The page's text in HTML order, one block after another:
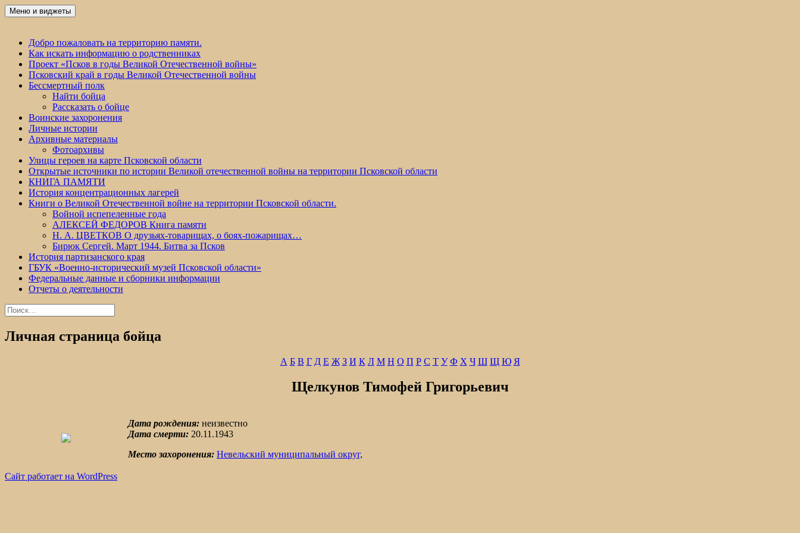
Перейти
к
Победа 60
Меню и виджеты
Добро пожаловать на территорию памяти.
Как искать информацию о родственниках
Проект «Псков в годы Великой Отечественной войны»
Псковский край в годы Великой Отечественной войны
Бессмертный полк
Найти бойца
Рассказать о бойце
Воинские захоронения
Личные истории
Архивные материалы
Фотоархивы
Улицы героев на карте Псковской области
Открытые источники по истории Великой отечественной войны на территории Псковской области
КНИГА ПАМЯТИ
История концентрационных лагерей
Книги о Великой Отечественной войне на территории Псковской области.
Войной испепеленные года
АЛЕКСЕЙ ФЕДОРОВ Книга памяти
Н. А. ЦВЕТКОВ О друзьях-товарищах, о боях-пожарищах…
Бирюк Сергей. Март 1944. Битва за Псков
История партизанского края
ГБУК «Военно-исторический музей Псковской области»
Федеральные данные и сборники информации
Отчеты о деятельности
Найти:
Личная страница бойца
А Б В Г Д Е Ж З И К Л М Н О П Р С Т У Ф Х Ч Ш Щ Ю Я
Щелкунов Тимофей Григорьевич
Дата рождения: неизвестно
Дата смерти: 20.11.1943
Место захоронения: Невельский муниципальный округ,
Сайт работает на WordPress